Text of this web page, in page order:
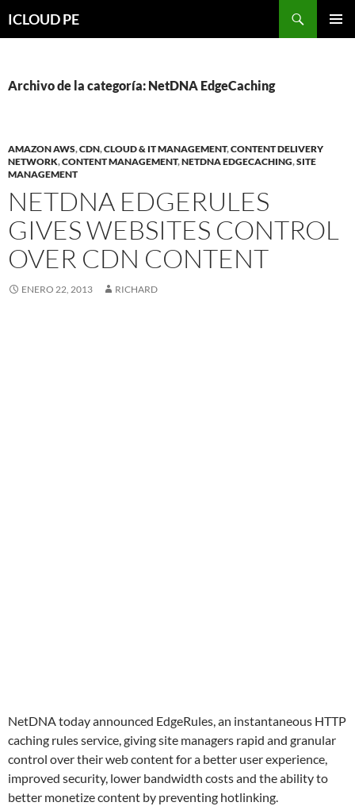
hacia
ICLOUD PE
Archivo de la categoría: NetDNA EdgeCaching
AMAZON AWS,CDN,CLOUD & IT MANAGEMENT,CONTENT DELIVERY
NETWORK,CONTENT MANAGEMENT,NETDNA EDGECACHING,SITE
MANAGEMENT
NETDNA EDGERULES
GIVES WEBSITES CONTROL
OVER CDN CONTENT
ENERO 22, 2013 RICHARD
NetDNA today announced EdgeRules, an instantaneous HTTP
caching rules service, giving site managers rapid and granular
control over their web content for a better user experience,
improved security, lower bandwidth costs and the ability to
better monetize content by preventing hotlinking.